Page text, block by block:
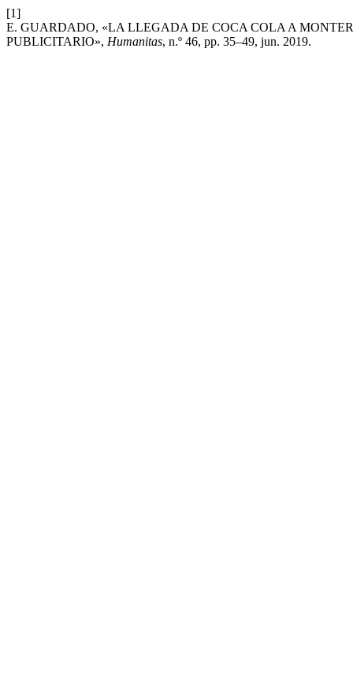
[1]
E. GUARDADO, «LA LLEGADA DE COCA COLA A
PUBLICITARIO», Humanitas, n.º 46, pp. 35–49, jun. 2019.